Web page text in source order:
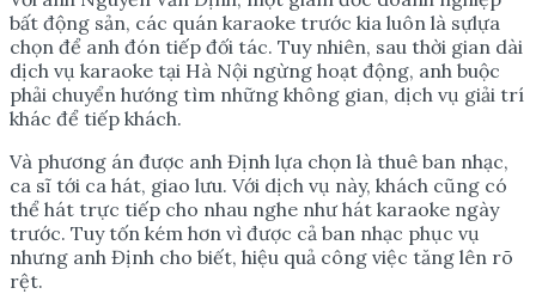
bất động sản, các quán karaoke trước kia luôn là sựlựa
chọn để anh đón tiếp đối tác. Tuy nhiên, sau thời gian dài
dịch vụ karaoke tại Hà Nội ngừng hoạt động, anh buộc
phải chuyển hướng tìm những không gian, dịch vụ giải trí
khác để tiếp khách.
Và phương án được anh Định lựa chọn là thuê ban nhạc,
ca sĩ tới ca hát, giao lưu. Với dịch vụ này, khách cũng có
thể hát trực tiếp cho nhau nghe như hát karaoke ngày
trước. Tuy tốn kém hơn vì được cả ban nhạc phục vụ
nhưng anh Định cho biết, hiệu quả công việc tăng lên rõ
rệt.